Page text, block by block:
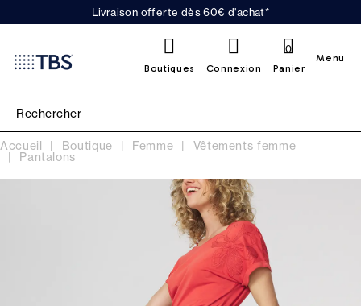
Livraison offerte dès 60€ d'achat*
Boutiques Connexion Panier
0
Menu
Accueil Boutique Femme Vêtements femme
Pantalons